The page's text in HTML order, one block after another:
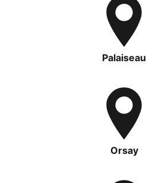
Palaiseau
Orsay